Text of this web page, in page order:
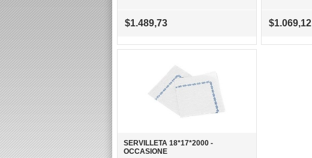
$1.489,73 $1.069,12
SERVILLETA 18*17*2000 -
OCCASIONE